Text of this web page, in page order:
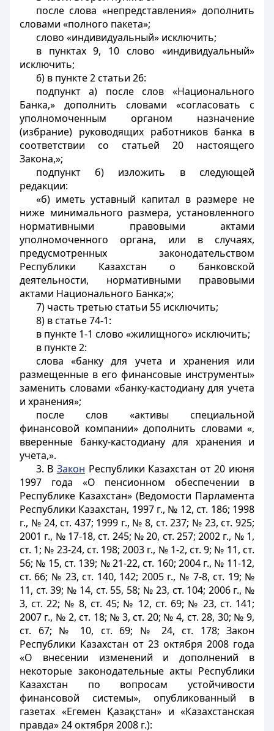
после слова «непредставления» дополнить
словами «полного пакета»;
слово «индивидуальный» исключить;
в пунктах 9, 10 слово «индивидуальный»
исключить;
6) в пункте 2 статьи 26:
подпункт а) после слов «Национального
Банка,» дополнить словами «согласовать с
уполномоченным органом назначение
(избрание) руководящих работников банка в
соответствии со статьей 20 настоящего
Закона,»;
подпункт б) изложить в следующей
редакции:
«б) иметь уставный капитал в размере не
ниже минимального размера, установленного
нормативными правовыми актами
уполномоченного органа, или в случаях,
предусмотренных законодательством
Республики Казахстан о банковской
деятельности, нормативными правовыми
актами Национального Банка;»;
7) часть третью статьи 55 исключить;
8) в статье 74-1:
в пункте 1-1 слово «жилищного» исключить;
в пункте 2:
слова «банку для учета и хранения или
размещенные в его финансовые инструменты»
заменить словами «банку-кастодиану для учета
и хранения»;
после слов «активы специальной
финансовой компании» дополнить словами «,
вверенные банку-кастодиану для хранения и
учета,».
3. В Закон Республики Казахстан от 20 июня
1997 года «О пенсионном обеспечении в
Республике Казахстан» (Ведомости Парламента
Республики Казахстан, 1997 г., № 12, ст. 186; 1998
г., № 24, ст. 437; 1999 г., № 8, ст. 237; № 23, ст. 925;
2001 г., № 17-18, ст. 245; № 20, ст. 257; 2002 г., № 1,
ст. 1; № 23-24, ст. 198; 2003 г., № 1-2, ст. 9; № 11, ст.
56; № 15, ст. 139; № 21-22, ст. 160; 2004 г., № 11-12,
ст. 66; № 23, ст. 140, 142; 2005 г., № 7-8, ст. 19; №
11, ст. 39; № 14, ст. 55, 58; № 23, ст. 104; 2006 г., №
3, ст. 22; № 8, ст. 45; № 12, ст. 69; № 23, ст. 141;
2007 г., № 2, ст. 18; № 3, ст. 20; № 4, ст. 28, 30; № 9,
ст. 67; № 10, ст. 69; № 24, ст. 178; Закон
Республики Казахстан от 23 октября 2008 года
«О внесении изменений и дополнений в
некоторые законодательные акты Республики
Казахстан по вопросам устойчивости
финансовой системы», опубликованный в
газетах «Егемен Қазақстан» и «Казахстанская
правда» 24 октября 2008 г.):